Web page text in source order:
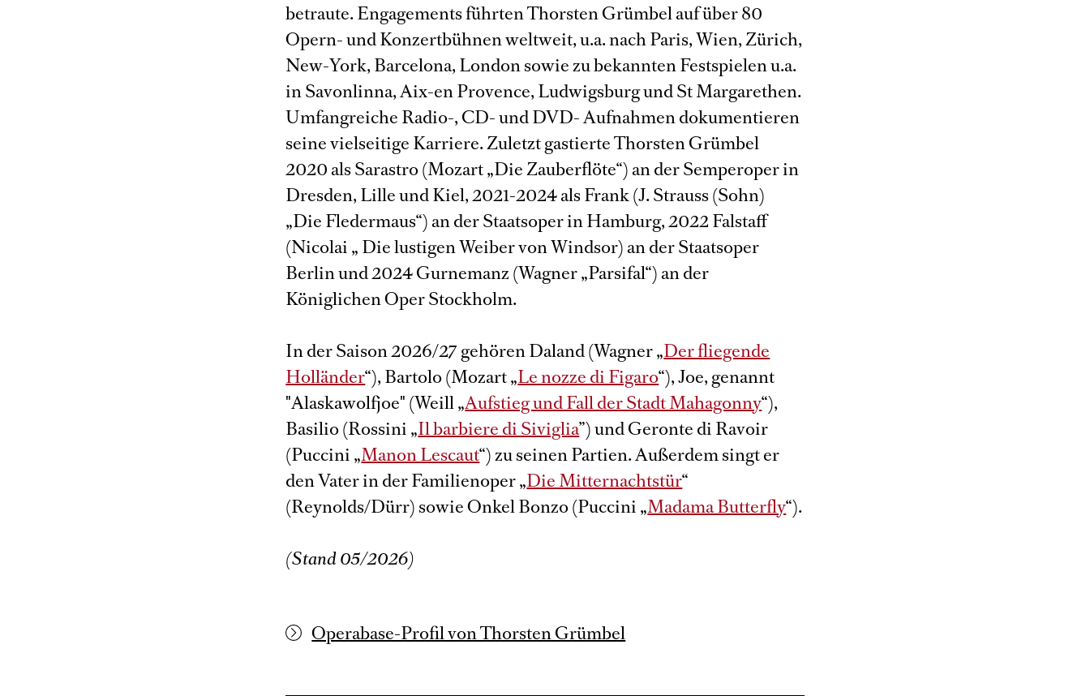
betraute. Engagements führten Thorsten Grümbel auf über 80
Opern- und Konzertbühnen weltweit, u.a. nach Paris, Wien, Zürich,
New-York, Barcelona, London sowie zu bekannten Festspielen u.a.
in Savonlinna, Aix-en Provence, Ludwigsburg und St Margarethen.
Umfangreiche Radio-, CD- und DVD- Aufnahmen dokumentieren
seine vielseitige Karriere. Zuletzt gastierte Thorsten Grümbel
2020 als Sarastro (Mozart „Die Zauberflöte“) an der Semperoper in
Dresden, Lille und Kiel, 2021-2024 als Frank (J. Strauss (Sohn)
„Die Fledermaus“) an der Staatsoper in Hamburg, 2022 Falstaff
(Nicolai „ Die lustigen Weiber von Windsor) an der Staatsoper
Berlin und 2024 Gurnemanz (Wagner „Parsifal“) an der
Königlichen Oper Stockholm.
In der Saison 2026/27 gehören Daland (Wagner „Der fliegende
Holländer“), Bartolo (Mozart „Le nozze di Figaro“), Joe, genannt
"Alaskawolfjoe" (Weill „Aufstieg und Fall der Stadt Mahagonny“),
Basilio (Rossini „Il barbiere di Siviglia”) und Geronte di Ravoir
(Puccini „Manon Lescaut“) zu seinen Partien. Außerdem singt er
den Vater in der Familienoper „Die Mitternachtstür“
(Reynolds/Dürr) sowie Onkel Bonzo (Puccini „Madama Butterfly“).
(Stand 05/2026)
Operabase-Profil von Thorsten Grümbel